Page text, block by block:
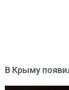
В Крыму